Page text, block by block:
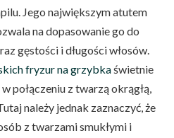
Jego największym atutem
na dopasowanie go do
gęstości i długości włosów.
fryzur na grzybkaświetnie
połączeniu z twarzą okrągłą,
należy jednak zaznaczyć, że
z twarzami smukłymi i